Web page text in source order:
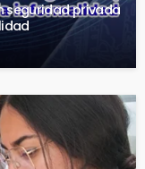
seguridad privada